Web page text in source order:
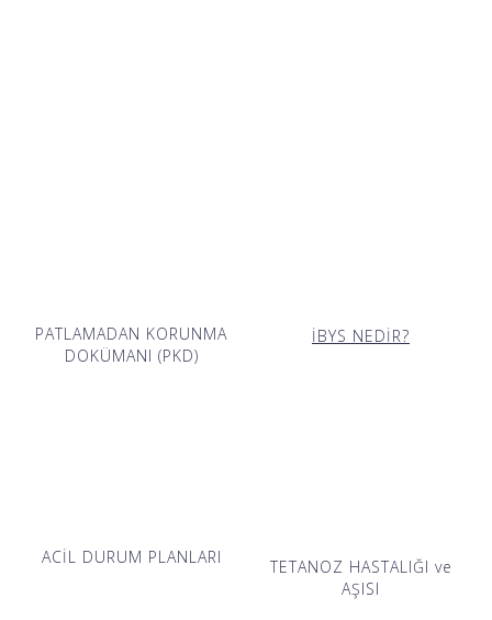
PATLAMADAN KORUNMA
DOKÜMANI (PKD)
İBYS NEDİR?
ACİL DURUM PLANLARI
TETANOZ HASTALIĞI ve
AŞISI